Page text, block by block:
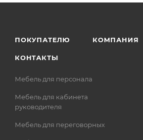
ПОКУПАТЕЛЮ КОМПАНИЯ
КОНТАКТЫ
Мебель для персонала
Мебель для кабинета
руководителя
Мебель для переговорных